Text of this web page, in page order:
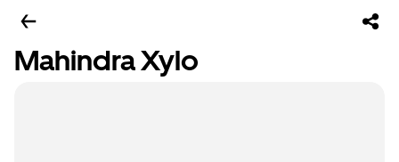
Mahindra Xylo